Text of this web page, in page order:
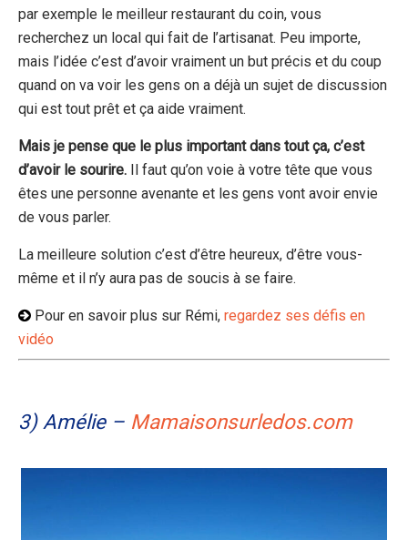
par exemple le meilleur restaurant du coin, vous
recherchez un local qui fait de l’artisanat. Peu importe,
mais l’idée c’est d’avoir vraiment un but précis et du coup
quand on va voir les gens on a déjà un sujet de discussion
qui est tout prêt et ça aide vraiment.
Mais je pense que le plus important dans tout ça, c’est
d’avoir le sourire. Il faut qu’on voie à votre tête que vous
êtes une personne avenante et les gens vont avoir envie
de vous parler.
La meilleure solution c’est d’être heureux, d’être vous-
même et il n’y aura pas de soucis à se faire.
Pour en savoir plus sur Rémi, regardez ses défis en
vidéo
3) Amélie – Mamaisonsurledos.com